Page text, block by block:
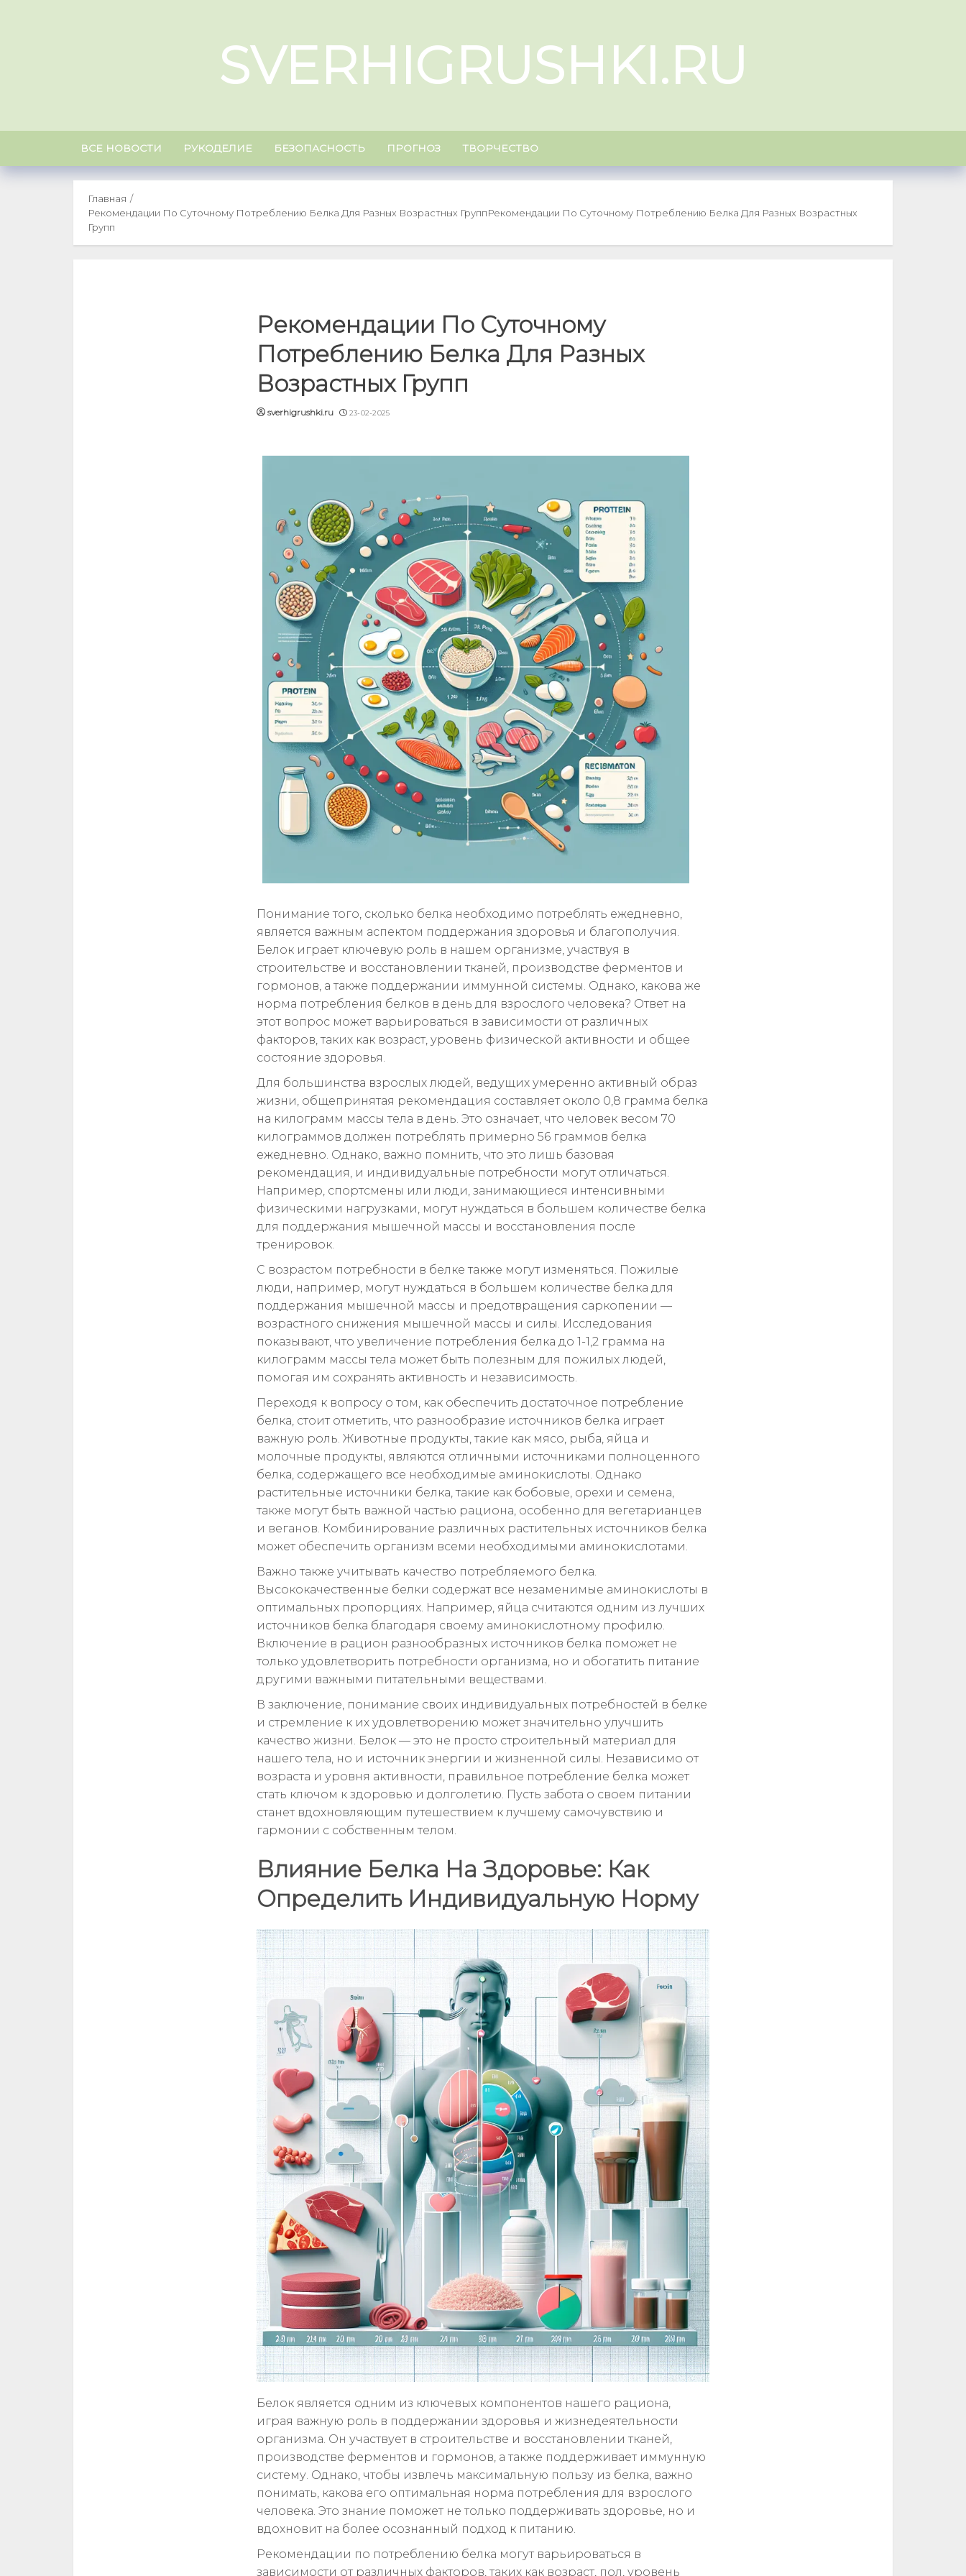
SVERHIGRUSHKI.RU
ВСЕ НОВОСТИ РУКОДЕЛИЕ БЕЗОПАСНОСТЬ ПРОГНОЗ ТВОРЧЕСТВО
Главная
Рекомендации По Суточному Потреблению Белка Для Разных Возрастных ГруппРекомендации По Суточному Потреблению Белка Для Разных Возрастных
Групп
Рекомендации По Суточному
Потреблению Белка Для Разных
Возрастных Групп
sverhigrushki.ru 23-02-2025
Понимание того, сколько белка необходимо потреблять ежедневно,
является важным аспектом поддержания здоровья и благополучия.
Белок играет ключевую роль в нашем организме, участвуя в
строительстве и восстановлении тканей, производстве ферментов и
гормонов, а также поддержании иммунной системы. Однако, какова же
норма потребления белков в день для взрослого человека? Ответ на
этот вопрос может варьироваться в зависимости от различных
факторов, таких как возраст, уровень физической активности и общее
состояние здоровья.
Для большинства взрослых людей, ведущих умеренно активный образ
жизни, общепринятая рекомендация составляет около 0,8 грамма белка
на килограмм массы тела в день. Это означает, что человек весом 70
килограммов должен потреблять примерно 56 граммов белка
ежедневно. Однако, важно помнить, что это лишь базовая
рекомендация, и индивидуальные потребности могут отличаться.
Например, спортсмены или люди, занимающиеся интенсивными
физическими нагрузками, могут нуждаться в большем количестве белка
для поддержания мышечной массы и восстановления после
тренировок.
С возрастом потребности в белке также могут изменяться. Пожилые
люди, например, могут нуждаться в большем количестве белка для
поддержания мышечной массы и предотвращения саркопении —
возрастного снижения мышечной массы и силы. Исследования
показывают, что увеличение потребления белка до 1-1,2 грамма на
килограмм массы тела может быть полезным для пожилых людей,
помогая им сохранять активность и независимость.
Переходя к вопросу о том, как обеспечить достаточное потребление
белка, стоит отметить, что разнообразие источников белка играет
важную роль. Животные продукты, такие как мясо, рыба, яйца и
молочные продукты, являются отличными источниками полноценного
белка, содержащего все необходимые аминокислоты. Однако
растительные источники белка, такие как бобовые, орехи и семена,
также могут быть важной частью рациона, особенно для вегетарианцев
и веганов. Комбинирование различных растительных источников белка
может обеспечить организм всеми необходимыми аминокислотами.
Важно также учитывать качество потребляемого белка.
Высококачественные белки содержат все незаменимые аминокислоты в
оптимальных пропорциях. Например, яйца считаются одним из лучших
источников белка благодаря своему аминокислотному профилю.
Включение в рацион разнообразных источников белка поможет не
только удовлетворить потребности организма, но и обогатить питание
другими важными питательными веществами.
В заключение, понимание своих индивидуальных потребностей в белке
и стремление к их удовлетворению может значительно улучшить
качество жизни. Белок — это не просто строительный материал для
нашего тела, но и источник энергии и жизненной силы. Независимо от
возраста и уровня активности, правильное потребление белка может
стать ключом к здоровью и долголетию. Пусть забота о своем питании
станет вдохновляющим путешествием к лучшему самочувствию и
гармонии с собственным телом.
Влияние Белка На Здоровье: Как
Определить Индивидуальную Норму
Белок является одним из ключевых компонентов нашего рациона,
играя важную роль в поддержании здоровья и жизнедеятельности
организма. Он участвует в строительстве и восстановлении тканей,
производстве ферментов и гормонов, а также поддерживает иммунную
систему. Однако, чтобы извлечь максимальную пользу из белка, важно
понимать, какова его оптимальная норма потребления для взрослого
человека. Это знание поможет не только поддерживать здоровье, но и
вдохновит на более осознанный подход к питанию.
Рекомендации по потреблению белка могут варьироваться в
зависимости от различных факторов, таких как возраст, пол, уровень